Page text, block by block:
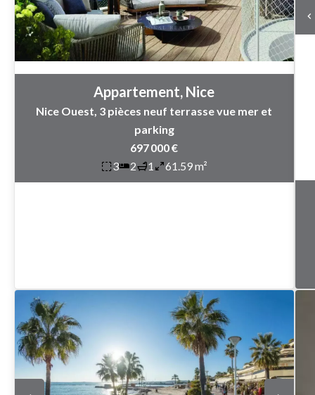
Appartement, Nice
Nice Ouest, 3 pièces neuf terrasse vue mer et
parking
697 000 €
3
2 1 61.59 m²